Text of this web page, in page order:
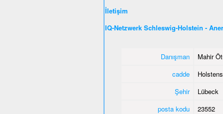
İletişim
IQ-Netzwerk Schleswig-Holstein -
Danışman
Mahir
cadde
Şehir
Lübeck
posta kodu
23552